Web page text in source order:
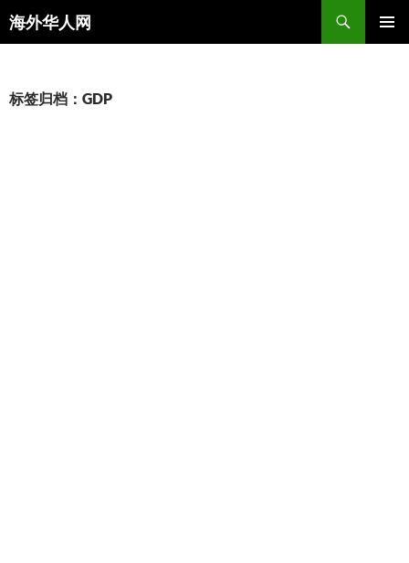
海外华人网
搜
索
文
标签归档：GDP